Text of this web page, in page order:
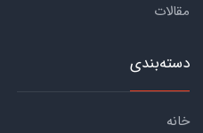
مقالات
دسته‌بندی
خانه